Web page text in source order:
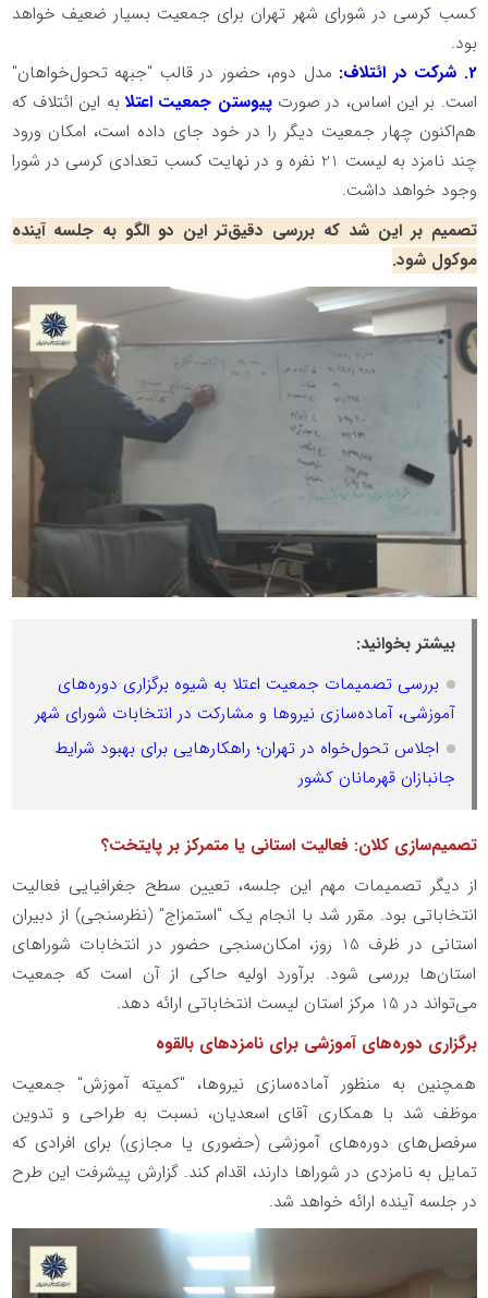
کسب کرسی در شورای شهر تهران برای جمعیت بسیار ضعیف خواهد
بود.
2. شرکت در ائتلاف:
مدل دوم، حضور در قالب "جبهه تحول‌خواهان"
است. بر این اساس، در صورت پیوستن جمعیت اعتلا به این ائتلاف که
هم‌اکنون چهار جمعیت دیگر را در خود جای داده است، امکان ورود
چند نامزد به لیست 21 نفره و در نهایت کسب تعدادی کرسی در شورا
وجود خواهد داشت.
تصمیم بر این شد که بررسی دقیق‌تر این دو الگو به جلسه آینده
موکول شود.
بیشتر بخوانید:
بررسی تصمیمات جمعیت اعتلا به شیوه برگزاری دوره‌های
آموزشی، آماده‌سازی نیروها و مشارکت در انتخابات شورای شهر
اجلاس تحول‌خواه در تهران؛ راهکارهایی برای بهبود شرایط
جانبازان قهرمانان کشور
تصمیم‌سازی کلان: فعالیت استانی یا متمرکز بر پایتخت؟
از دیگر تصمیمات مهم این جلسه، تعیین سطح جغرافیایی فعالیت
انتخاباتی بود. مقرر شد با انجام یک "استمزاج" (نظرسنجی) از دبیران
استانی در ظرف 15 روز، امکان‌سنجی حضور در انتخابات شوراهای
استان‌ها بررسی شود. برآورد اولیه حاکی از آن است که جمعیت
می‌تواند در 15 مرکز استان لیست انتخاباتی ارائه دهد.
برگزاری دوره‌های آموزشی برای نامزدهای بالقوه
همچنین به منظور آماده‌سازی نیروها، "کمیته آموزش" جمعیت
موظف شد با همکاری آقای اسعدیان، نسبت به طراحی و تدوین
سرفصل‌های دوره‌های آموزشی (حضوری یا مجازی) برای افرادی که
تمایل به نامزدی در شوراها دارند، اقدام کند. گزارش پیشرفت این طرح
در جلسه آینده ارائه خواهد شد.